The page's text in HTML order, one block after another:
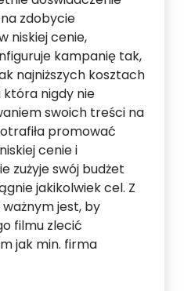
zdobycie
niskiej cenie,
kampanię tak,
najniższych kosztach
nigdy nie
swoich treści na
promować
cenie i
zużyje swój budżet
jakikolwiek cel. Z
jest, by
filmu zlecić
jak min. firma